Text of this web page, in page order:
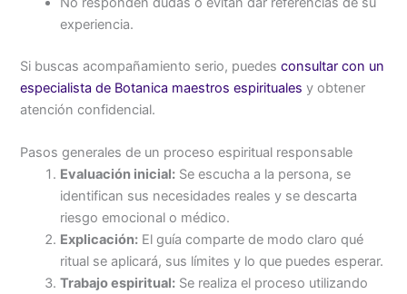
experiencia.
Si buscas acompañamiento serio, puedesconsultar con un
especialista de Botanica maestros espirituales y obtener
atención confidencial.
Pasos generales de un proceso espiritual responsable
Evaluación inicial: Se escucha a la persona, se
identifican sus necesidades reales y se descarta
riesgo emocional o médico.
Explicación: El guía comparte de modo claro qué
ritual se aplicará, sus límites y lo que puedes esperar.
Trabajo espiritual: Se realiza el proceso utilizando